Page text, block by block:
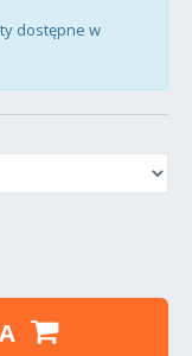
dostępne w